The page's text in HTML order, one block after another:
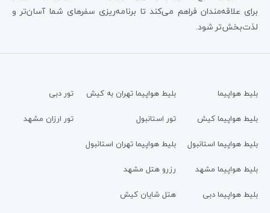
برای علاقه‌مندان فراهم می‌کند تا برنامه‌ریزی سفرهای شما آسان‌تر و
لذت‌بخش‌تر شود.
بلیط هواپیما
بلیط هواپیما کیش
بلیط هواپیما استانبول
بلیط هواپیما مشهد
بلیط هواپیما دبی
بلیط هواپیما تهران به کیش
تور استانبول
بلیط هواپیما تهران استانبول
رزرو هتل مشهد
هتل شایان کیش
تور دبی
تور ارزان مشهد